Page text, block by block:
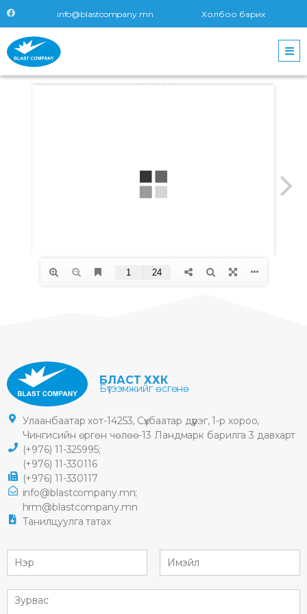
info@blastcompany.mn Холбоо барих
БЛАСТ ХХК
Бүтээмжийг өсгөнө
Улаанбаатар хот-14253, Сүхбаатар дүүрэг, 1-р хороо,
Чингисийн өргөн чөлөө-13 Ландмарк барилга 3 давхарт
(+976) 11-325995;
(+976) 11-330116
(+976) 11-330117
info@blastcompany.mn;
hrm@blastcompany.mn
Танилцуулга татах